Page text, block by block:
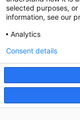
cgtcatalunya
selected purposes,
information, see our
Analytics
Consent details